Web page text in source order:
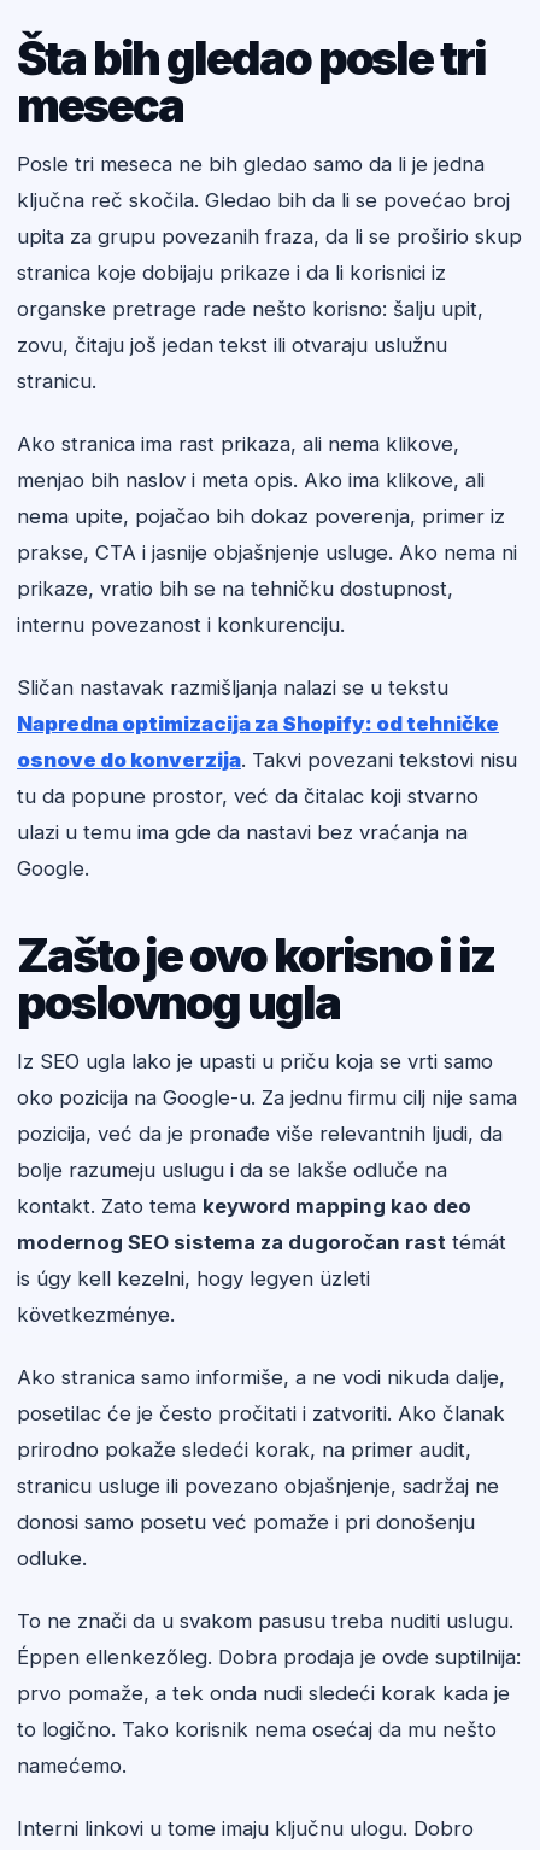
Šta bih gledao posle tri
meseca
Posle tri meseca ne bih gledao samo da li je jedna
ključna reč skočila. Gledao bih da li se povećao broj
upita za grupu povezanih fraza, da li se proširio skup
stranica koje dobijaju prikaze i da li korisnici iz
organske pretrage rade nešto korisno: šalju upit,
zovu, čitaju još jedan tekst ili otvaraju uslužnu
stranicu.
Ako stranica ima rast prikaza, ali nema klikove,
menjao bih naslov i meta opis. Ako ima klikove, ali
nema upite, pojačao bih dokaz poverenja, primer iz
prakse, CTA i jasnije objašnjenje usluge. Ako nema ni
prikaze, vratio bih se na tehničku dostupnost,
internu povezanost i konkurenciju.
Sličan nastavak razmišljanja nalazi se u tekstu
Napredna optimizacija za Shopify: od tehničke
osnove do konverzija. Takvi povezani tekstovi nisu
tu da popune prostor, već da čitalac koji stvarno
ulazi u temu ima gde da nastavi bez vraćanja na
Google.
Zašto je ovo korisno i iz
poslovnog ugla
Iz SEO ugla lako je upasti u priču koja se vrti samo
oko pozicija na Google-u. Za jednu firmu cilj nije sama
pozicija, već da je pronađe više relevantnih ljudi, da
bolje razumeju uslugu i da se lakše odluče na
kontakt. Zato tema keyword mapping kao deo
modernog SEO sistema za dugoročan rast témát
is úgy kell kezelni, hogy legyen üzleti
következménye.
Ako stranica samo informiše, a ne vodi nikuda dalje,
posetilac će je često pročitati i zatvoriti. Ako članak
prirodno pokaže sledeći korak, na primer audit,
stranicu usluge ili povezano objašnjenje, sadržaj ne
donosi samo posetu već pomaže i pri donošenju
odluke.
To ne znači da u svakom pasusu treba nuditi uslugu.
Éppen ellenkezőleg. Dobra prodaja je ovde suptilnija:
prvo pomaže, a tek onda nudi sledeći korak kada je
to logično. Tako korisnik nema osećaj da mu nešto
namećemo.
Interni linkovi u tome imaju ključnu ulogu. Dobro